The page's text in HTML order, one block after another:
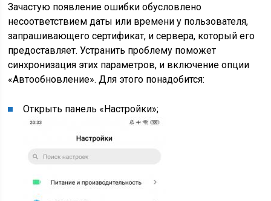
Зачастую появление ошибки обусловлено
несоответствием даты или времени у пользователя,
запрашивающего сертификат, и сервера, который его
предоставляет. Устранить проблему поможет
синхронизация этих параметров, и включение опции
«Автообновление». Для этого понадобится:
Открыть панель «Настройки»;